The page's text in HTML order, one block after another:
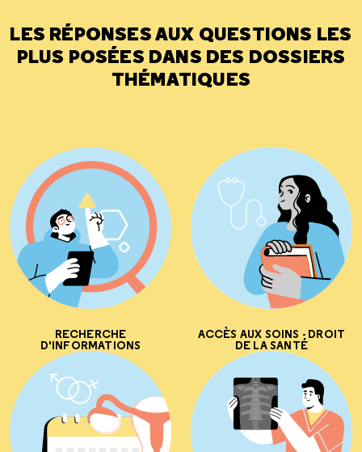
LES RÉPONSES AUX QUESTIONS LES
PLUS POSÉES DANS DES DOSSIERS
THÉMATIQUES
RECHERCHE
D'INFORMATIONS
ACCÈS AUX SOINS - DROIT
DE LA SANTÉ